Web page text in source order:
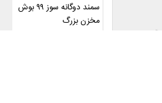
سمند دوگانه سوز ۹۹ بوش
مخزن بزرگ